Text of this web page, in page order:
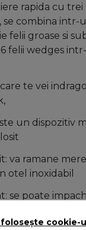
rapida cu
se combina intr-
felii groase si
felii wedges
te vei
un dispozitiv
va ramane
otel inoxidabil
se poate
cookie-